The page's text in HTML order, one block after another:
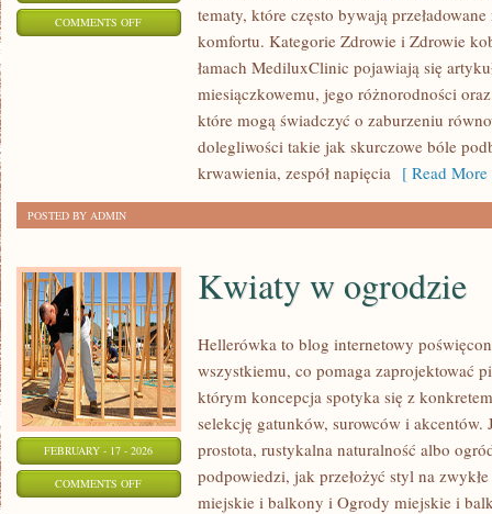
COMMENTS OFFON
MIESIĄCZKOWY
ZABURZENIA
tematy, które często bywają
komfortu. Kategorie Zdrowie i Zdrowie
łamach MediluxClinic pojawiają się
miesiączkowemu, jego różnorodności
które mogą świadczyć o zaburzeniu
dolegliwości takie jak skurczowe bóle
krwawienia, zespół napięcia [ Read
POSTED BY ADMIN
FEBRUARY - 17 - 2026
COMMENTS OFFON
Kwiaty w ogrodzie
Hellerówka to blog internetowy
wszystkiemu, co pomaga zaprojektować
którym koncepcja spotyka się z
selekcję gatunków, surowców i akcentów.
prostota, rustykalna naturalność albo
podpowiedzi, jak przełożyć styl na
miejskie i balkony i Ogrody miejskie i